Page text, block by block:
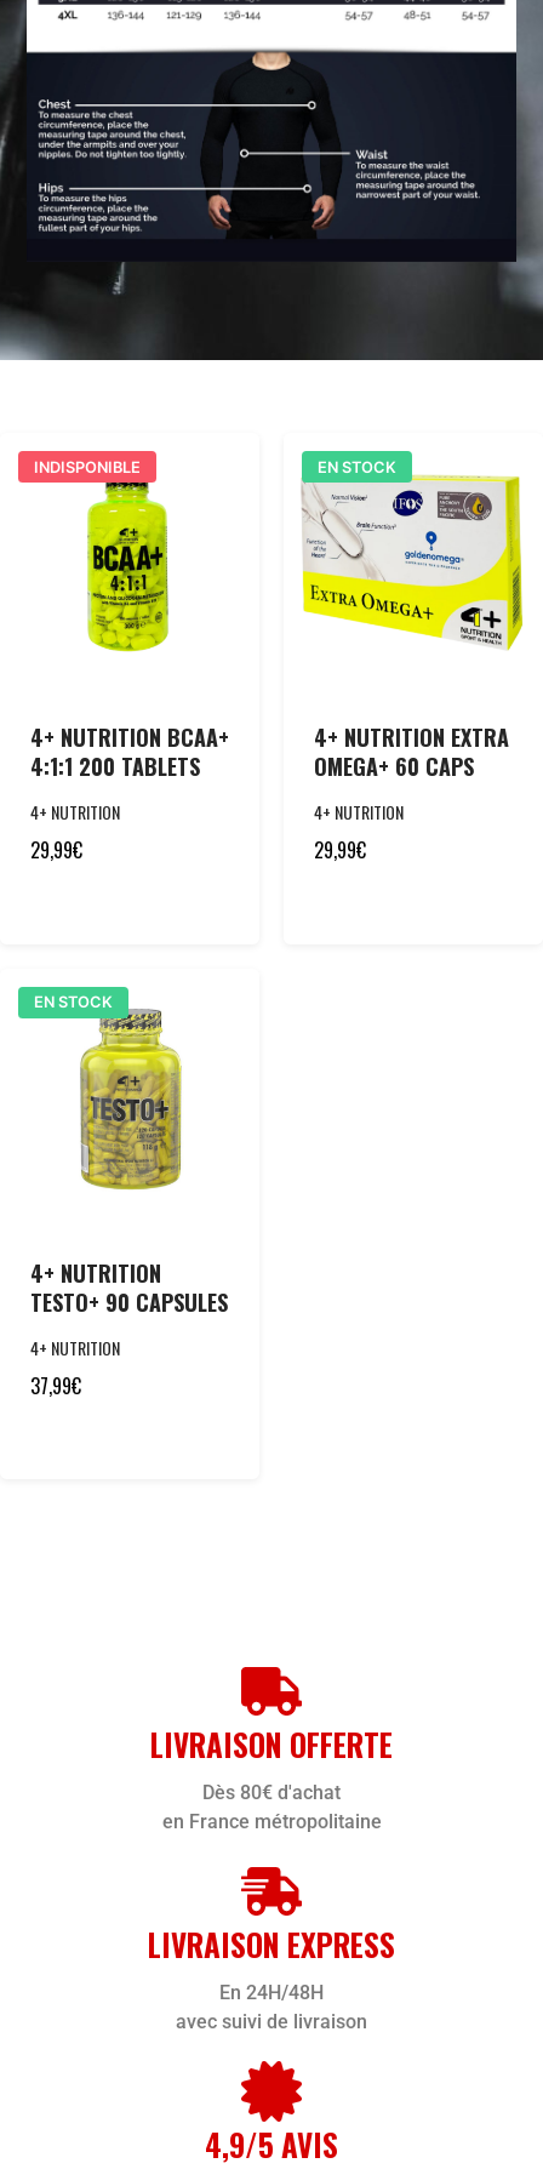
INDISPONIBLE
4+ NUTRITION BCAA+
4:1:1 200 TABLETS
4+ NUTRITION
29,99€
EN STOCK
4+ NUTRITION EXTRA
OMEGA+ 60 CAPS
4+ NUTRITION
29,99€
EN STOCK
4+ NUTRITION
TESTO+ 90 CAPSULES
4+ NUTRITION
37,99€
LIVRAISON OFFERTE
Dès 80€ d'achat
en France métropolitaine
LIVRAISON EXPRESS
En 24H/48H
avec suivi de livraison
4,9/5 AVIS